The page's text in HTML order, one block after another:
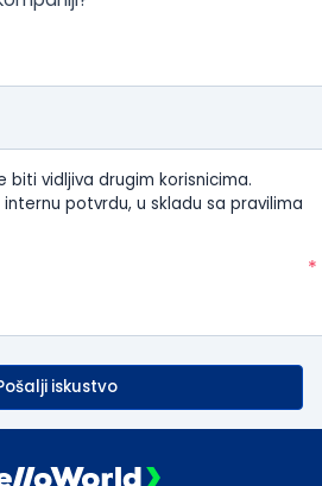
biti vidljiva drugim korisnicima.
potvrdu, u skladu sa pravilima
*
iskustvo